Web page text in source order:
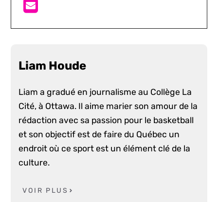
Liam Houde
Liam a gradué en journalisme au Collège La
Cité, à Ottawa. Il aime marier son amour de la
rédaction avec sa passion pour le basketball
et son objectif est de faire du Québec un
endroit où ce sport est un élément clé de la
culture.
VOIR PLUS